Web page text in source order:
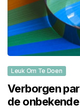
Leuk Om Te Doen
Verborgen
de